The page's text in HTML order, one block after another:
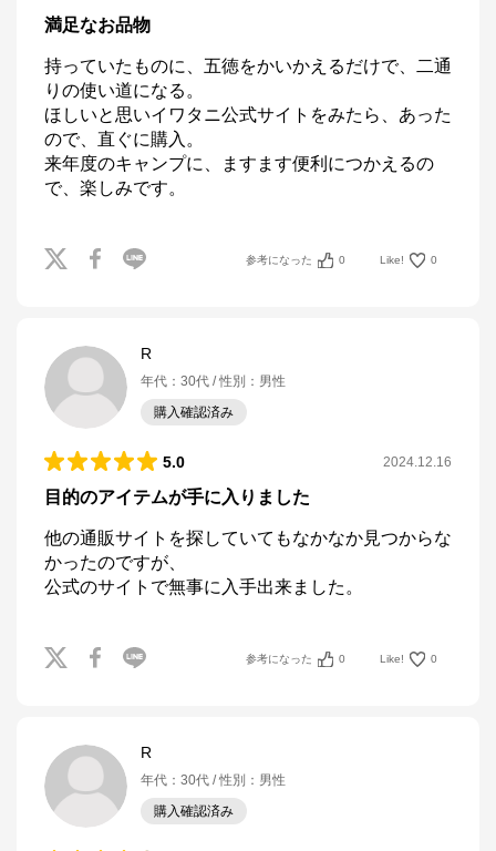
満足なお品物
持っていたものに、五徳をかいかえるだけで、二通
りの使い道になる。
ほしいと思いイワタニ公式サイトをみたら、あった
ので、直ぐに購入。
来年度のキャンプに、ますます便利につかえるの
参考になった 0 Like! 0
R
年代 ： 30代 性別 ： 男性
購入確認済み
5.0 2024.12.16
目的のアイテムが手に入りました
他の通販サイトを探していてもなかなか見つからな
かったのですが、
公式のサイトで無事に入手出来ました。
参考になった 0 Like! 0
R
年代 ： 30代 性別 ： 男性
購入確認済み